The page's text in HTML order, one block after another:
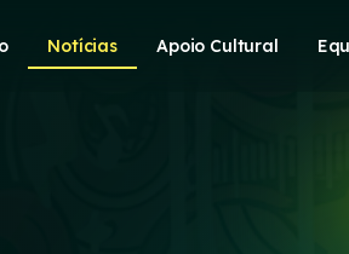
Notícias Apoio Cultural